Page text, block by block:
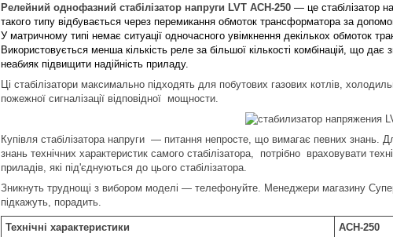
Релейний однофазний стабілізатор напруги LVT АСН-250 — це стабілізатор
такого типу відбувається через перемикання обмоток трансформатора за
У матричному типі немає ситуації одночасного увімкнення декількох обмоток
Використовується менша кількість реле за більшої кількості комбінацій, що
неабияк підвищити надійність приладу.
Ці стабілізатори максимально підходять для побутових газових котлів,
пожежної сигналізації відповідної мощности.
Купівля стабілізатора напруги — питання непросте, що вимагає певних знань.
знань технічних характеристик самого стабілізатора, потрібно враховувати
приладів, які під'єднуються до цього стабілізатора.
Зникнуть труднощі з вибором моделі — телефонуйте. Менеджери магазину
підкажуть, порадить.
Технічні характеристики
АСН-250